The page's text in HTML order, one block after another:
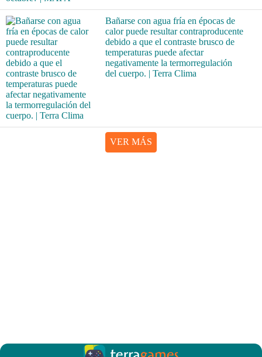
Bañarse con agua fría en épocas de
calor puede resultar contraproducente
debido a que el contraste brusco de
temperaturas puede afectar
negativamente la termorregulación
del cuerpo. | Terra Clima
VER MÁS